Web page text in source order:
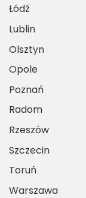
Łódź
Lublin
Olsztyn
Opole
Poznań
Radom
Rzeszów
Szczecin
Toruń
Warszawa